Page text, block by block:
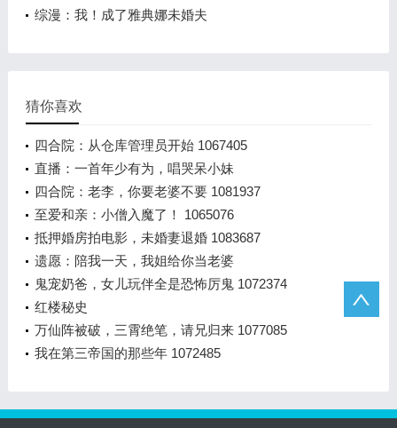
综漫：我！成了雅典娜未婚夫
猜你喜欢
四合院：从仓库管理员开始 1067405
直播：一首年少有为，唱哭呆小妹
四合院：老李，你要老婆不要 1081937
至爱和亲：小僧入魔了！ 1065076
抵押婚房拍电影，未婚妻退婚 1083687
遗愿：陪我一天，我姐给你当老婆
鬼宠奶爸，女儿玩伴全是恐怖厉鬼 1072374
红楼秘史
万仙阵被破，三霄绝笔，请兄归来 1077085
我在第三帝国的那些年 1072485